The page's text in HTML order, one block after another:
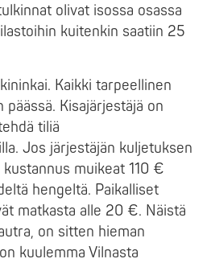
olivat isossa osassa
kuitenkin saatiin 25
Kaikki tarpeellinen
Kisajärjestäjä on
tiliä
Jos järjestäjän kuljetuksen
muikeat 110 €
hengeltä. Paikalliset
matkasta alle 20 €. Näistä
on sitten hieman
kuulemma Vilnasta